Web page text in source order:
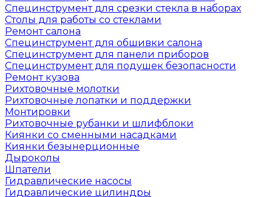
Специнструмент для срезки стекла в наборах
Столы для работы со стеклами
Ремонт салона
Специнструмент для обшивки салона
Специнструмент для панели приборов
Специнструмент для подушек безопасности
Ремонт кузова
Рихтовочные молотки
Рихтовочные лопатки и поддержки
Монтировки
Рихтовочные рубанки и шлифблоки
Киянки со сменными насадками
Киянки безынерционные
Дыроколы
Шпатели
Гидравлические насосы
Гидравлические цилиндры